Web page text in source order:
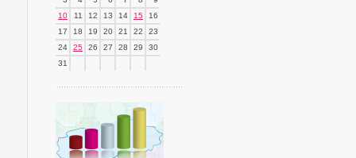
10
11 12 13 14 15
16
17
18 19 20 21 22
23
24
25 26 27 28 29
30
31